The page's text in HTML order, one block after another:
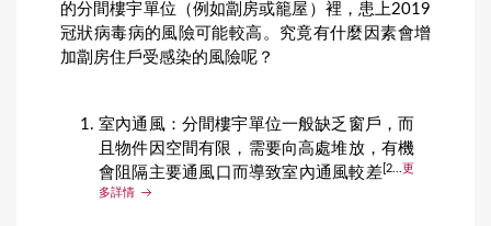
的分間樓宇單位（例如劏房或籠屋）裡，患上2019
冠狀病毒病的風險可能較高。究竟有什麼因素會增
加劏房住戶受感染的風險呢？
室內通風：分間樓宇單位一般缺乏窗戶，而
且物件因空間有限，需要向高處堆放，有機
會阻隔主要通風口而導致室內通風較差 [2... 更
多詳情